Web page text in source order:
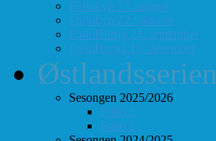
FolloLyn 27. august
FolloLyn 22. oktober
FolloHurtig 24. september
FolloHurtig 10. desember
Østlandsserien
Sesongen 2025/2026
Follo 1
Follo 2